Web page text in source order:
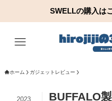
SWELLの購入は
ホーム ガジェットレビュー
BUFFALO
2023